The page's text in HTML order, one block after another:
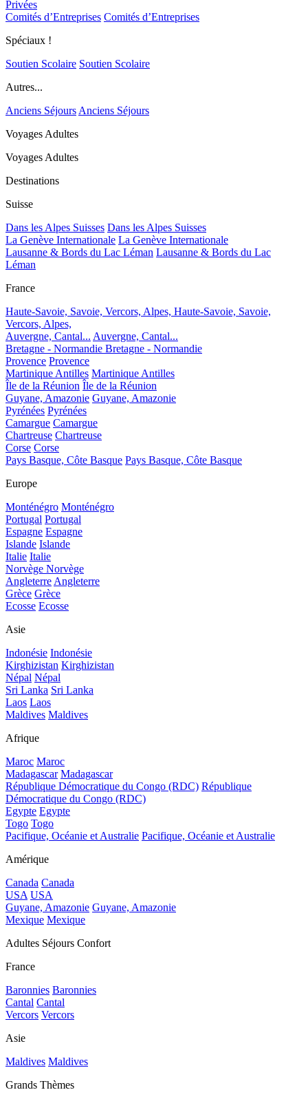
Privées
Comités d’Entreprises Comités d’Entreprises
Spéciaux !
Soutien Scolaire Soutien Scolaire
Autres...
Anciens Séjours Anciens Séjours
Voyages Adultes
Voyages Adultes
Destinations
Suisse
Dans les Alpes Suisses Dans les Alpes Suisses
La Genève Internationale La Genève Internationale
Lausanne & Bords du Lac Léman Lausanne & Bords du Lac
Léman
France
Haute-Savoie, Savoie, Vercors, Alpes, Haute-Savoie, Savoie,
Vercors, Alpes,
Auvergne, Cantal... Auvergne, Cantal...
Bretagne - Normandie Bretagne - Normandie
Provence Provence
Martinique Antilles Martinique Antilles
Île de la Réunion Île de la Réunion
Guyane, Amazonie Guyane, Amazonie
Pyrénées Pyrénées
Camargue Camargue
Chartreuse Chartreuse
Corse Corse
Pays Basque, Côte Basque Pays Basque, Côte Basque
Europe
Monténégro Monténégro
Portugal Portugal
Espagne Espagne
Islande Islande
Italie Italie
Norvège Norvège
Angleterre Angleterre
Grèce Grèce
Ecosse Ecosse
Asie
Indonésie Indonésie
Kirghizistan Kirghizistan
Népal Népal
Sri Lanka Sri Lanka
Laos Laos
Maldives Maldives
Afrique
Maroc Maroc
Madagascar Madagascar
République Démocratique du Congo (RDC) République
Démocratique du Congo (RDC)
Egypte Egypte
Togo Togo
Pacifique, Océanie et Australie Pacifique, Océanie et Australie
Amérique
Canada Canada
USA USA
Guyane, Amazonie Guyane, Amazonie
Mexique Mexique
Adultes Séjours Confort
France
Baronnies Baronnies
Cantal Cantal
Vercors Vercors
Asie
Maldives Maldives
Grands Thèmes